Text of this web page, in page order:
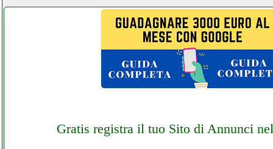
Gratis registra il tuo Sito di Annunci